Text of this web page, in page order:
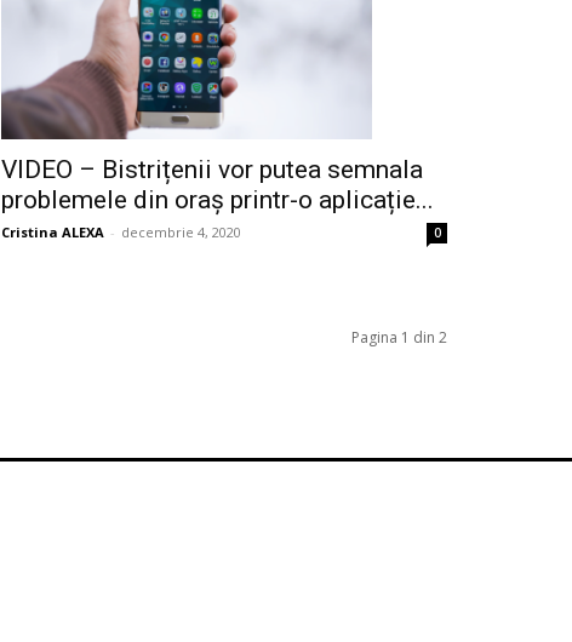
VIDEO – Bistrițenii vor putea semnala
problemele din oraș printr-o aplicație...
Cristina ALEXA - decembrie 4, 2020 0
Pagina 1 din 2